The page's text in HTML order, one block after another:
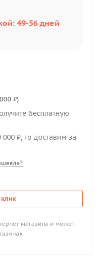
49-56 дней
₽)
бесплатную
₽, то доставим за
магазина и может